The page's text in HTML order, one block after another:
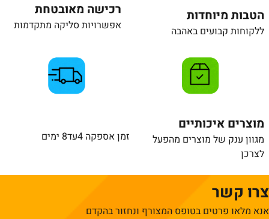
הטבות מיוחדות
ללקוחות קבועים באהבה
רכישה מאובטחת
אפשרויות סליקה מתקדמות
מוצרים איכותיים
מגוון ענק של מוצרים מהפעל
לצרכן
זמן אספקה 4עד8 ימים
צרו קשר
אנא מלאו פרטים בטופס המצורף ונחזור בהקדם